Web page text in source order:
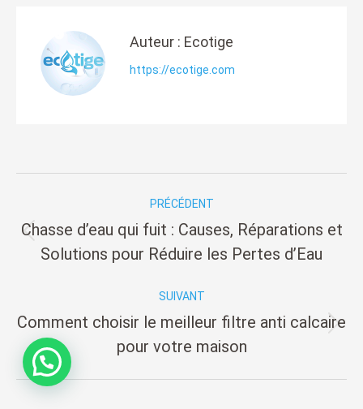
Auteur : Ecotige
https://ecotige.com
des
articles
PRÉCÉDENT
Article
précédent
Chasse d’eau qui fuit : Causes, Réparations et
Solutions pour Réduire les Pertes d’Eau
SUIVANT
Article
suivant
:
Comment choisir le meilleur filtre anti calcaire
pour votre maison